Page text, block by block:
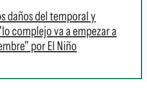
daños del temporal y
complejo va a empezar a
por El Niño